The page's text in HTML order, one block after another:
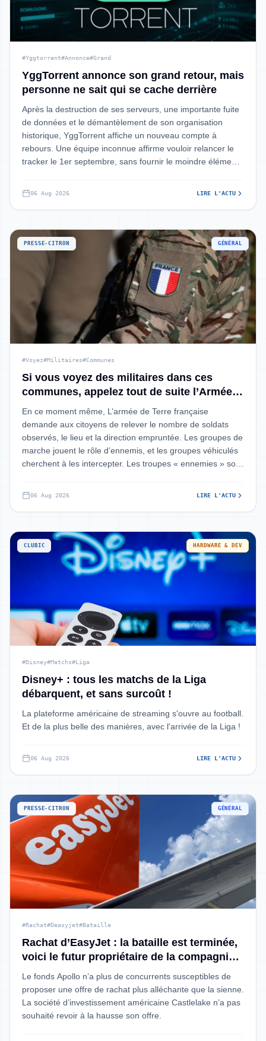
#Yggtorrent#Annonce#Grand
YggTorrent annonce son grand retour, mais
personne ne sait qui se cache derrière
Après la destruction de ses serveurs, une importante fuite
de données et le démantèlement de son organisation
historique, YggTorrent affiche un nouveau compte à
rebours. Une équipe inconnue affirme vouloir relancer le
tracker le 1er septembre, sans fournir le moindre élément
06 Aug 2026 LIRE L'ACTU
PRESSE-CITRON GÉNÉRAL
#Voyez#Militaires#Communes
Si vous voyez des militaires dans ces
communes, appelez tout de suite l’Armée :
votre rôle est « essentiel » dans cette
simulation de guerre
En ce moment même, L’armée de Terre française
demande aux citoyens de relever le nombre de soldats
observés, le lieu et la direction empruntée. Les groupes de
marche jouent le rôle d’ennemis, et les groupes véhiculés
cherchent à les intercepter. Les troupes « ennemies » sont
06 Aug 2026 LIRE L'ACTU
CLUBIC HARDWARE & DEV
#Disney#Matchs#Liga
Disney+ : tous les matchs de la Liga
débarquent, et sans surcoût !
La plateforme américaine de streaming s'ouvre au football.
Et de la plus belle des manières, avec l'arrivée de la Liga !
06 Aug 2026 LIRE L'ACTU
PRESSE-CITRON GÉNÉRAL
#Rachat#Deasyjet#Bataille
Rachat d’EasyJet : la bataille est terminée,
voici le futur propriétaire de la compagnie
low-cost
Le fonds Apollo n’a plus de concurrents susceptibles de
proposer une offre de rachat plus alléchante que la sienne.
La société d’investissement américaine Castlelake n’a pas
souhaité revoir à la hausse son offre.